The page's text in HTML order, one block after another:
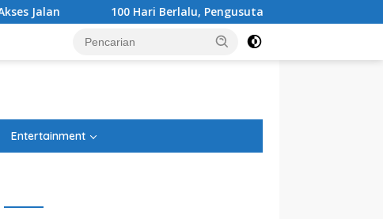
100 Hari Berlalu, Pengusutan Tragedi Stasiun Bekasi Timur
Entertainment